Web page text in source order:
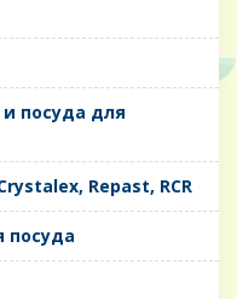
и посуда для
Repast, RCR
посуда